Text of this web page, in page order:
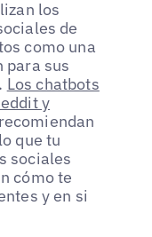
los
de
como una
para sus
Los chatbots
y
que tu
sociales
cómo te
y en si